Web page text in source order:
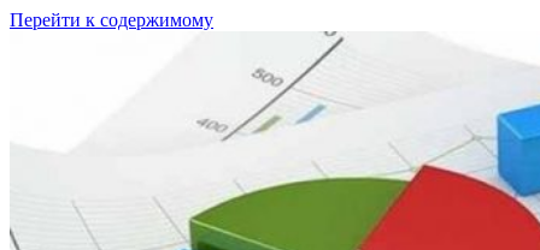
Перейти к содержимому